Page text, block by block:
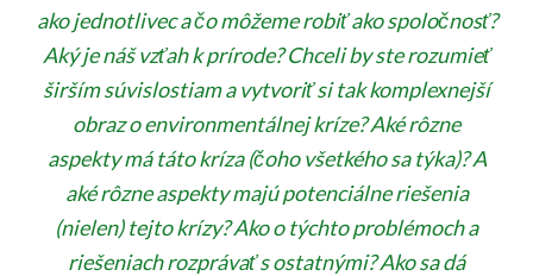
ako jednotlivec a čo môžeme robiť ako spoločnosť?
Aký je náš vzťah k prírode? Chceli by ste rozumieť
širším súvislostiam a vytvoriť si tak komplexnejší
obraz o environmentálnej kríze? Aké rôzne
aspekty má táto kríza (čoho všetkého sa týka)? A
aké rôzne aspekty majú potenciálne riešenia
(nielen) tejto krízy? Ako o týchto problémoch a
riešeniach rozprávať s ostatnými? Ako sa dá